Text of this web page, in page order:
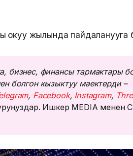
окуу жылында пайдаланууга
бизнес, финансы тармактары
болгон кызыктуу маектерди –
, Facebook, Instagram,
Ишкер MEDIA менен